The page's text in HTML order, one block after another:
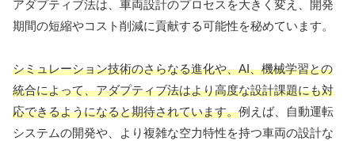
アダプティブ法は、車両設計のプロセスを大きく変え、開発
期間の短縮やコスト削減に貢献する可能性を秘めています。
シミュレーション技術のさらなる進化や、AI、機械学習との
統合によって、アダプティブ法はより高度な設計課題にも対
応できるようになると期待されています。例えば、自動運転
システムの開発や、より複雑な空力特性を持つ車両の設計な